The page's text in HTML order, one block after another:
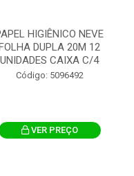
HIGIÊNICO NEVE
DUPLA 20M 12
UNIDADES CAIXA C/4
Código: 5096492
VER PREÇO